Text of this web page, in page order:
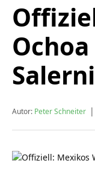
Autor: Peter Schneiter |